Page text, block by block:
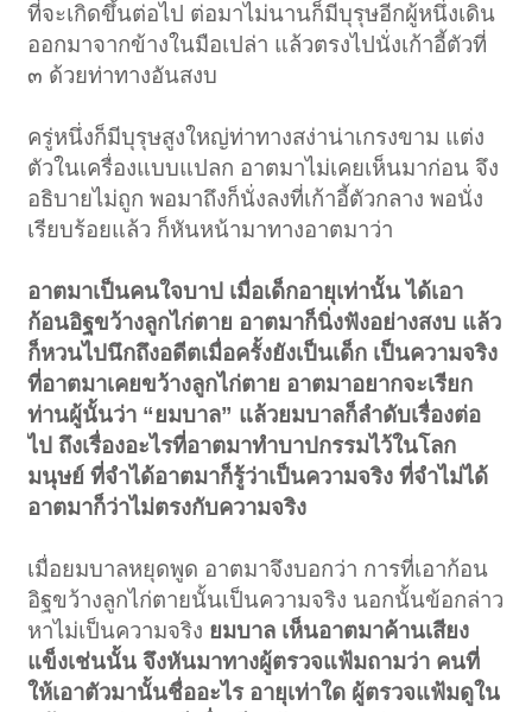
ที่จะเกิดขึ้นต่อไป ต่อมาไม่นานก็มีบุรุษอีกผู้หนึ่งเดิน
ออกมาจากข้างในมือเปล่า แล้วตรงไปนั่งเก้าอี้ตัวที่
๓ ด้วยท่าทางอันสงบ
ครู่หนึ่งก็มีบุรุษสูงใหญ่ท่าทางสง่าน่าเกรงขาม แต่ง
ตัวในเครื่องแบบแปลก อาตมาไม่เคยเห็นมาก่อน จึง
อธิบายไม่ถูก พอมาถึงก็นั่งลงที่เก้าอี้ตัวกลาง พอนั่ง
เรียบร้อยแล้ว ก็หันหน้ามาทางอาตมาว่า
อาตมาเป็นคนใจบาป เมื่อเด็กอายุเท่านั้น ได้เอา
ก้อนอิฐขว้างลูกไก่ตาย อาตมาก็นิ่งฟังอย่างสงบ แล้ว
ก็หวนไปนึกถึงอดีตเมื่อครั้งยังเป็นเด็ก เป็นความจริง
ที่อาตมาเคยขว้างลูกไก่ตาย อาตมาอยากจะเรียก
ท่านผู้นั้นว่า “ยมบาล” แล้วยมบาลก็ลำดับเรื่องต่อ
ไป ถึงเรื่องอะไรที่อาตมาทำบาปกรรมไว้ในโลก
มนุษย์ ที่จำได้อาตมาก็รู้ว่าเป็นความจริง ที่จำไม่ได้
อาตมาก็ว่าไม่ตรงกับความจริง
เมื่อยมบาลหยุดพูด อาตมาจึงบอกว่า การที่เอาก้อน
อิฐขว้างลูกไก่ตายนั้นเป็นความจริง นอกนั้นข้อกล่าว
หาไม่เป็นความจริง ยมบาล เห็นอาตมาค้านเสียง
แข็งเช่นนั้น จึงหันมาทางผู้ตรวจแฟ้มถามว่า คนที่
ให้เอาตัวมานั้นชื่ออะไร อายุเท่าใด ผู้ตรวจแฟ้มดูใน